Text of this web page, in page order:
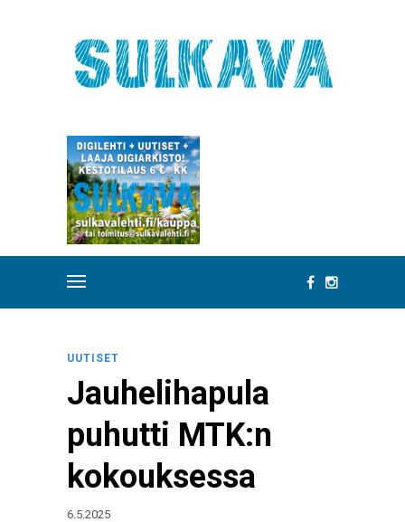
UUTISET
Jauhelihapula
puhutti MTK:n
kokouksessa
6.5.2025